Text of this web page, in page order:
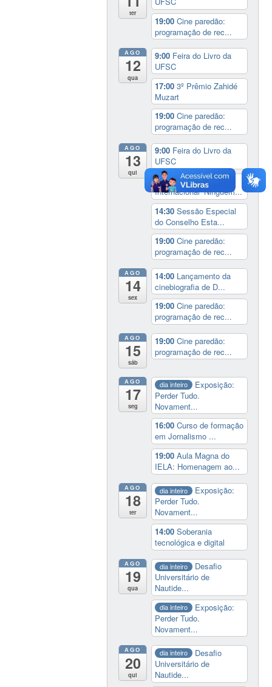
ter
19:00Cine paredão:
programação de rec...
AGO
12
qua
9:00 Feira do Livro da
UFSC
17:003º Prêmio Zahidé
Muzart
19:00Cine paredão:
programação de rec...
AGO
13
qui
9:00 Feira do Livro da
UFSC
14:00 Seminário
Internacional ‘Ninguém...
14:30Sessão Especial
do Conselho Esta...
19:00Cine paredão:
programação de rec...
AGO
14
sex
14:00 Lançamento da
cinebiografia de D...
19:00Cine paredão:
programação de rec...
AGO
15
sáb
19:00Cine paredão:
programação de rec...
AGO
17
seg
dia inteiro
Exposição:
Perder Tudo.
Novament...
16:00Curso de formação
em Jornalismo ...
19:00Aula Magna do
IELA: Homenagem ao...
AGO
18
ter
dia inteiro
Exposição:
Perder Tudo.
Novament...
14:00Soberania
tecnológica e digital
AGO
19
qua
dia inteiro
Desafio
Universitário de
Nautide...
dia inteiro
Exposição:
Perder Tudo.
Novament...
AGO
20
qui
dia inteiro
Desafio
Universitário de
Nautide...